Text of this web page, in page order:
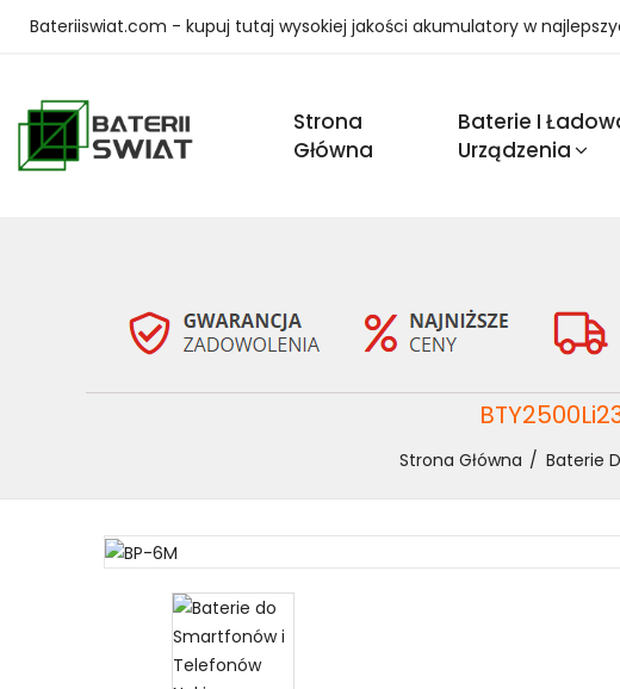
Bateriiswiat.com - kupuj tutaj wysokiej jakości akumulatory w
Strona
Główna
Baterie I
Urządzenia
Strona Główna Baterie